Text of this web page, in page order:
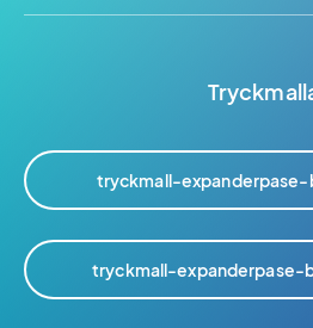
tryckmall-
tryckmall-